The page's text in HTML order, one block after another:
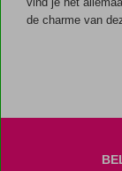
de charme van